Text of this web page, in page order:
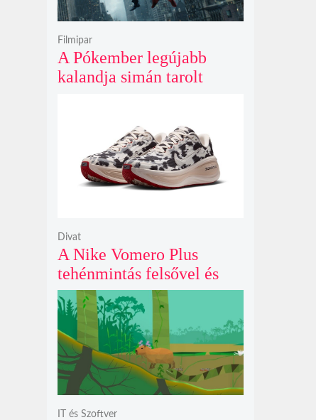
A Pókember legújabb
kalandja simán tarolt
második hétvégéjén
Filmipar
A Nike Vomero Plus
tehénmintás felsővel és
vitorlavászon póniló
Swoosh-sal legelészik a
reflektorfényben
Divat
IT és Szoftver